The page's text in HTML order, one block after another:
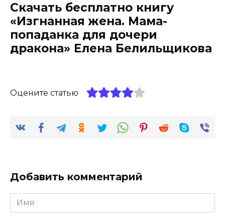
Скачать бесплатно книгу
«Изгнанная жена. Мама-
попаданка для дочери
дракона» Елена Белильщикова
Оцените статью
Добавить комментарий
Имя
*